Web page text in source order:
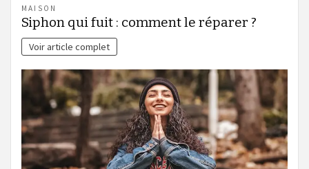
MAISON
Siphon qui fuit : comment le réparer ?
Voir article complet